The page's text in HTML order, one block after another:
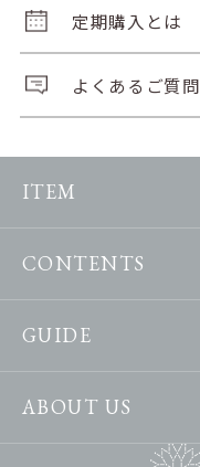
定期購入とは
よくあるご質問
ITEM
CONTENTS
GUIDE
ABOUT US